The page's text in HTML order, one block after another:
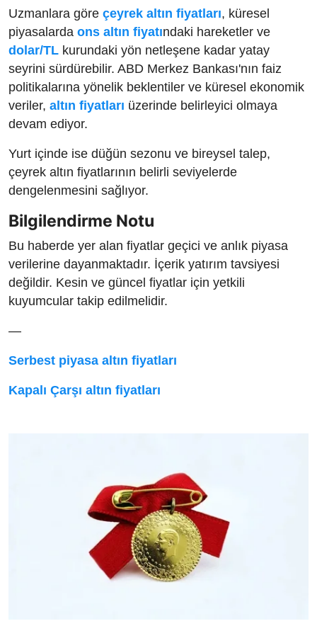
Uzmanlara göre çeyrek altın fiyatları, küresel
piyasalarda ons altın fiyatındaki hareketler ve
dolar/TL kurundaki yön netleşene kadar yatay
seyrini sürdürebilir. ABD Merkez Bankası'nın faiz
politikalarına yönelik beklentiler ve küresel ekonomik
veriler, altın fiyatları üzerinde belirleyici olmaya
devam ediyor.
Yurt içinde ise düğün sezonu ve bireysel talep,
çeyrek altın fiyatlarının belirli seviyelerde
dengelenmesini sağlıyor.
Bilgilendirme Notu
Bu haberde yer alan fiyatlar geçici ve anlık piyasa
verilerine dayanmaktadır. İçerik yatırım tavsiyesi
değildir. Kesin ve güncel fiyatlar için yetkili
kuyumcular takip edilmelidir.
—
Serbest piyasa altın fiyatları
Kapalı Çarşı altın fiyatları